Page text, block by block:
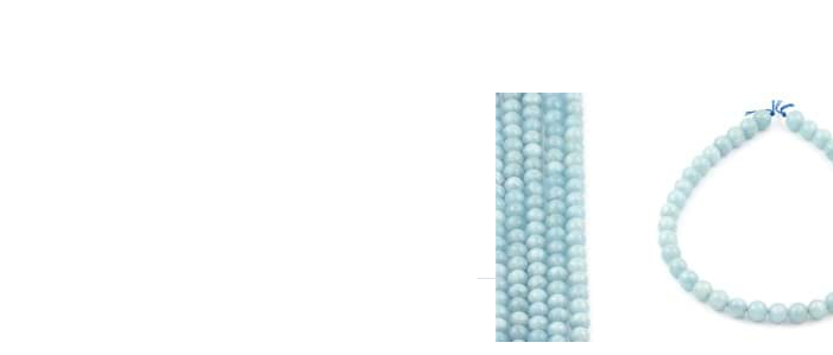
Aigue-marine boules 10-
10.5mm AA fil de perles